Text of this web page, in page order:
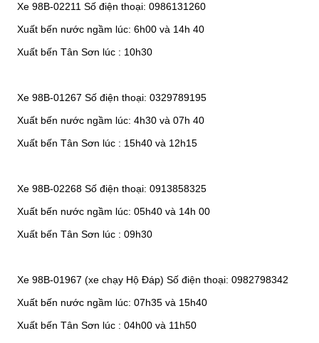
Xe 98B-02211 Số điện thoại: 0986131260
Xuất bến nước ngầm lúc: 6h00 và 14h 40
Xuất bến Tân Sơn lúc : 10h30
Xe 98B-01267 Số điện thoại: 0329789195
Xuất bến nước ngầm lúc: 4h30 và 07h 40
Xuất bến Tân Sơn lúc : 15h40 và 12h15
Xe 98B-02268 Số điện thoại: 0913858325
Xuất bến nước ngầm lúc: 05h40 và 14h 00
Xuất bến Tân Sơn lúc : 09h30
Xe 98B-01967 (xe chạy Hộ Đáp) Số điện thoại: 0982798342
Xuất bến nước ngầm lúc: 07h35 và 15h40
Xuất bến Tân Sơn lúc : 04h00 và 11h50